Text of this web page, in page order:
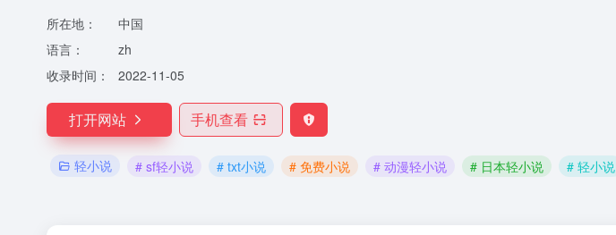
所在地：
中国
语言：
zh
收录时间：
2022-11-05
打开网站 手机查看
轻小说 # sf轻小说 # txt小说 # 免费小说 # 动漫轻小说 # 日本轻小说 # 轻小说